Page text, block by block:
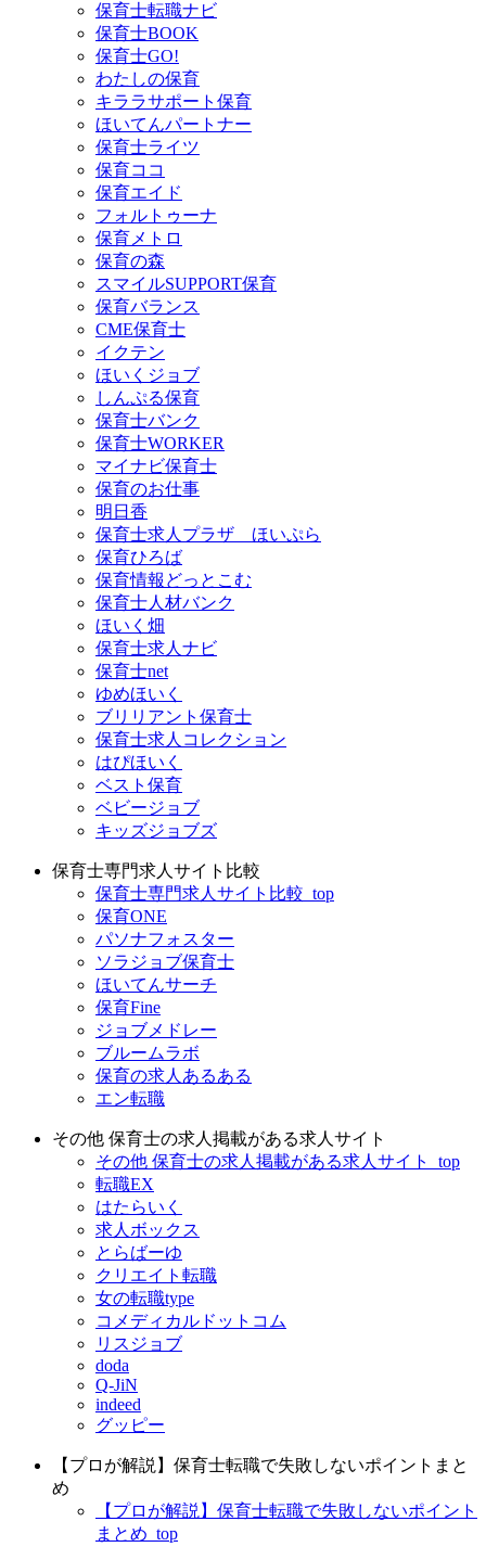
保育士転職ナビ
保育士BOOK
保育士GO!
わたしの保育
キララサポート保育
ほいてんパートナー
保育士ライツ
保育ココ
保育エイド
フォルトゥーナ
保育メトロ
保育の森
スマイルSUPPORT保育
保育バランス
CME保育士
イクテン
ほいくジョブ
しんぷる保育
保育士バンク
保育士WORKER
マイナビ保育士
保育のお仕事
明日香
保育士求人プラザ ほいぷら
保育ひろば
保育情報どっとこむ
保育士人材バンク
ほいく畑
保育士求人ナビ
保育士net
ゆめほいく
ブリリアント保育士
保育士求人コレクション
はぴほいく
ベスト保育
ベビージョブ
キッズジョブズ
保育士専門求人サイト比較
保育士専門求人サイト比較_top
保育ONE
パソナフォスター
ソラジョブ保育士
ほいてんサーチ
保育Fine
ジョブメドレー
ブルームラボ
保育の求人あるある
エン転職
その他 保育士の求人掲載がある求人サイト
その他 保育士の求人掲載がある求人サイト_top
転職EX
はたらいく
求人ボックス
とらばーゆ
クリエイト転職
女の転職type
コメディカルドットコム
リスジョブ
doda
Q-JiN
indeed
グッピー
【プロが解説】保育士転職で失敗しないポイントまと
め
【プロが解説】保育士転職で失敗しないポイント
まとめ_top